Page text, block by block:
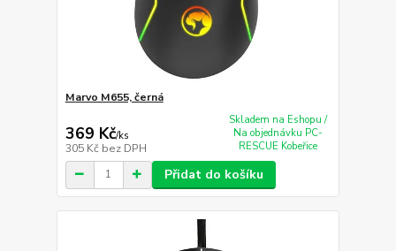
Marvo M655, černá
369 Kč/ks
305 Kč bez DPH
Skladem na Eshopu /
Na objednávku PC-
RESCUE Kobeřice
Přidat do košíku